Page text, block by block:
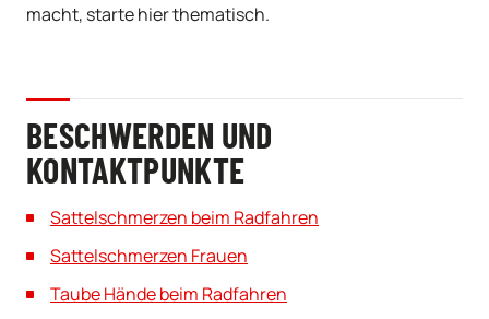
macht, starte hier thematisch.
BESCHWERDEN UND
KONTAKTPUNKTE
Sattelschmerzen beim Radfahren
Sattelschmerzen Frauen
Taube Hände beim Radfahren